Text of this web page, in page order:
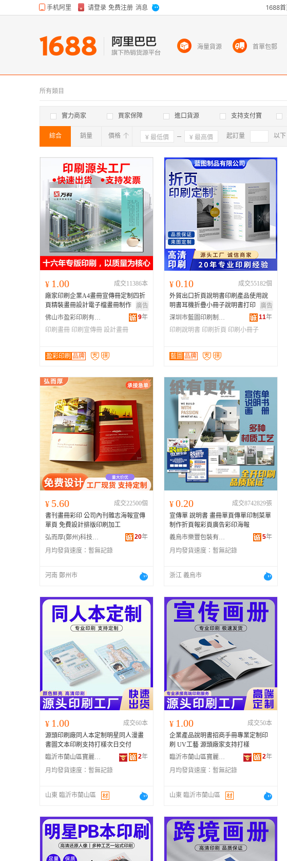
所有類目
實力商家 買家保障 進口貨源 支持支付寶
綜合 銷量 價格 確定 起訂量 以下
確定
¥ 1.00
成交11386本
廠家印刷企業A4畫冊宣傳冊定制四折
頁精裝畫冊設計電子檔畫冊制作
廣告
佛山市盈彩印刷有限公司
9年
印刷畫冊 印刷宣傳冊 設計畫冊
盈彩印刷 品牌
¥ 0.10
成交55182個
外貿出口折頁說明書印刷產品使用說
明書耳機折疊小冊子說明書打印
廣告
深圳市藍圖印刷制品有限公司
11年
印刷說明書 印刷折頁 印刷小冊子
藍圖 品牌
¥ 5.60
成交22500個
書刊畫冊彩印 公司內刊雜志海報宣傳
單頁 免費設計排版印刷加工
弘而厚(鄭州)科技實業有限公司
20年
月均發貨速度： 暫無記錄
河南 鄭州市
¥ 0.20
成交8742829張
宣傳單 說明書 畫冊單頁傳單印制菜單
制作折頁報彩頁廣告彩印海報
義烏市樂豐包裝有限公司
5年
月均發貨速度： 暫無記錄
浙江 義烏市
¥ 1.00
成交60本
源頭印刷廠同人本定制明星同人漫畫
書圖文本印刷支持打樣次日交付
臨沂市蘭山區寶麗金印刷有限公司
2年
月均發貨速度： 暫無記錄
山東 臨沂市蘭山區
¥ 1.00
成交50本
企業產品說明書招商手冊專業定制印
刷 UV工藝 源頭廠家支持打樣
臨沂市蘭山區寶麗金印刷有限公司
2年
月均發貨速度： 暫無記錄
山東 臨沂市蘭山區
海量貨源 首單包郵